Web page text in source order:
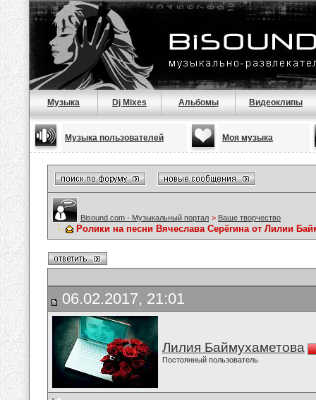
Музыка Dj Mixes Альбомы Видеоклипы
Музыка пользователей Моя музыка
Bisound.com - Музыкальный портал > Ваше творчество
Ролики на песни Вячеслава Серёгина от Лилии
06.02.2017, 21:01
Лилия Баймухаметова
Постоянный пользователь